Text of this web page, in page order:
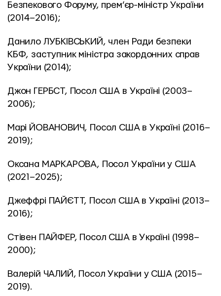
Безпекового Форуму, прем’єр-міністр України
(2014–2016);
Данило ЛУБКІВСЬКИЙ, член Ради безпеки
КБФ, заступник міністра закордонних справ
України (2014);
Джон ГЕРБСТ, Посол США в Україні (2003–
2006);
Марі ЙОВАНОВИЧ, Посол США в Україні (2016–
2019);
Оксана МАРКАРОВА, Посол України у США
(2021–2025);
Джеффрі ПАЙЄТТ, Посол США в Україні (2013–
2016);
Стівен ПАЙФЕР, Посол США в Україні (1998–
2000);
Валерій ЧАЛИЙ, Посол України у США (2015–
2019).